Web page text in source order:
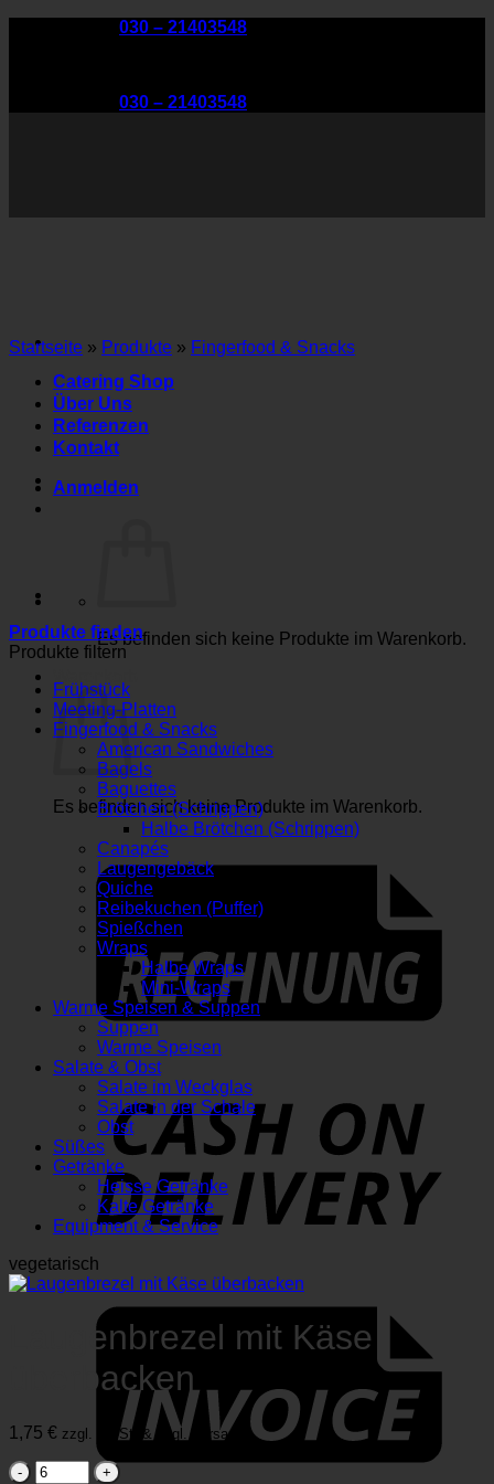
030 – 21403548
030 – 21403548
Catering Shop
Über Uns
Referenzen
Kontakt
Anmelden
Es befinden sich keine Produkte im Warenkorb.
Es befinden sich keine Produkte im Warenkorb.
Startseite » Produkte » Fingerfood & Snacks
Produkte finden
Produkte filtern
Frühstück
Meeting-Platten
Fingerfood & Snacks
American Sandwiches
Bagels
Baguettes
Brötchen (Schrippen)
Halbe Brötchen (Schrippen)
Canapés
Laugengebäck
Quiche
Reibekuchen (Puffer)
Spießchen
Wraps
Halbe Wraps
Mini-Wraps
Warme Speisen & Suppen
Suppen
Warme Speisen
Salate & Obst
Salate im Weckglas
Salate in der Schale
Obst
Süßes
Getränke
Heisse Getränke
Kalte Getränke
Equipment & Service
vegetarisch
Laugenbrezel mit Käse
überbacken
1,75 € zzgl. MwSt. & zzgl. Versand.
Laugenbrezel